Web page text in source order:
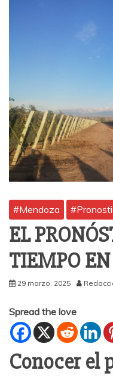
#Mendoza
EL
TIEMPO
29 marzo, 2025
Spread the love
Conocer el